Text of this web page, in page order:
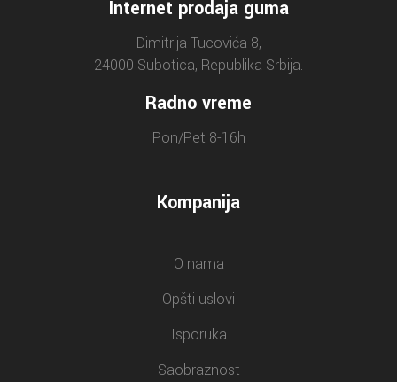
Internet prodaja guma
Dimitrija Tucovića 8,
24000 Subotica, Republika Srbija.
Radno vreme
Pon/Pet 8-16h
Kompanija
O nama
Opšti uslovi
Isporuka
Saobraznost